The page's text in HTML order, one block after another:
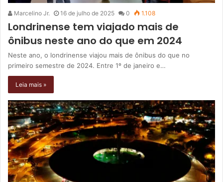
Marcelino Jr. 16 de julho de 2025 0 1.108
Londrinense tem viajado mais de
ônibus neste ano do que em 2024
Neste ano, o londrinense viajou mais de ônibus do que no
primeiro semestre de 2024. Entre 1º de janeiro e…
Leia mais »